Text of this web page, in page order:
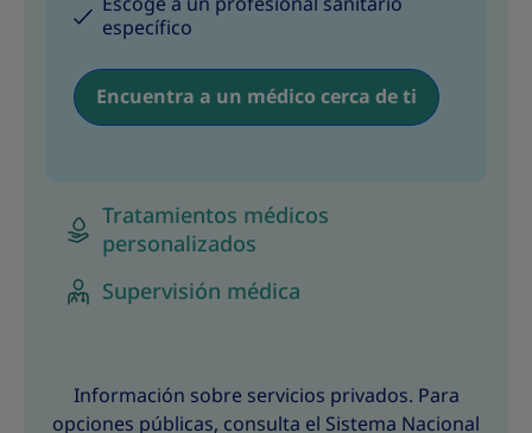
específico
Encuentra a un médico cerca de ti
Tratamientos médicos
personalizados
Supervisión médica
Información sobre servicios privados. Para
opciones públicas, consulta el Sistema Nacional